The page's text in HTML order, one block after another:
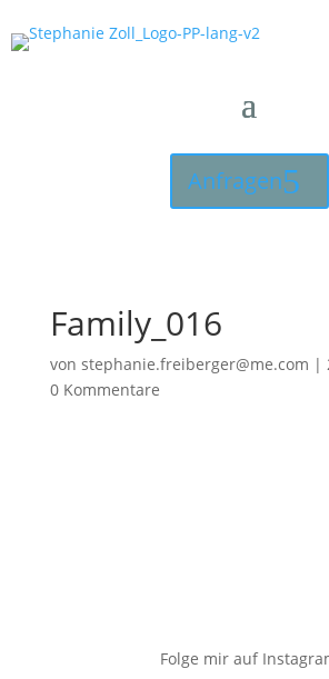
Anfragen
Family_016
von stephanie.freiberger@me.com |
0 Kommentare
Folge mir auf